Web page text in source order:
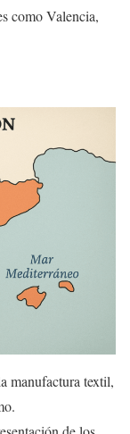
como Valencia,
manufactura textil,